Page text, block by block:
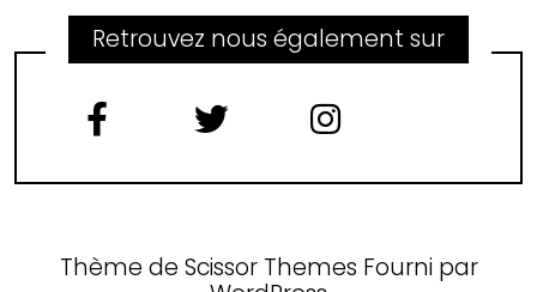
Retrouvez nous également sur
Thème de Scissor Themes Fourni par